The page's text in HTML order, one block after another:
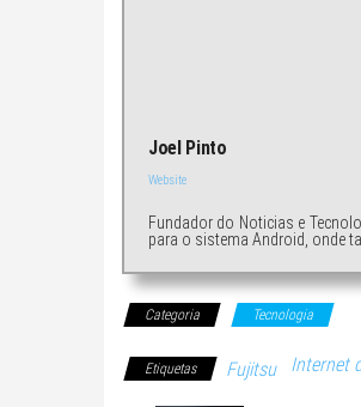
Joel Pinto
Website
Fundador do Noticias e
para o sistema Android, onde
Categoria Tecnologia
Etiquetas Fujitsu Internet